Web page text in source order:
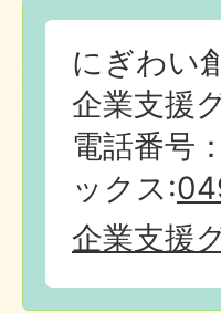
にぎわい
企業支援
電話番号：
ックス:
企業支援